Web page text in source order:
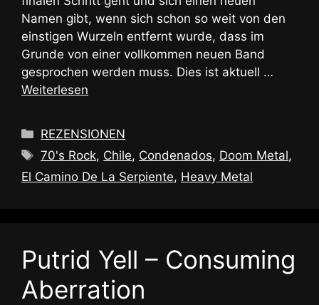
Namen gibt, wenn sich schon so weit von den
einstigen Wurzeln entfernt wurde, dass im
Grunde von einer vollkommen neuen Band
gesprochen werden muss. Dies ist aktuell …
Weiterlesen
Kategorien
REZENSIONEN
Schlagwörter
70's Rock, Chile, Condenados, Doom Metal,
El Camino De La Serpiente, Heavy Metal
Putrid Yell – Consuming
Aberration